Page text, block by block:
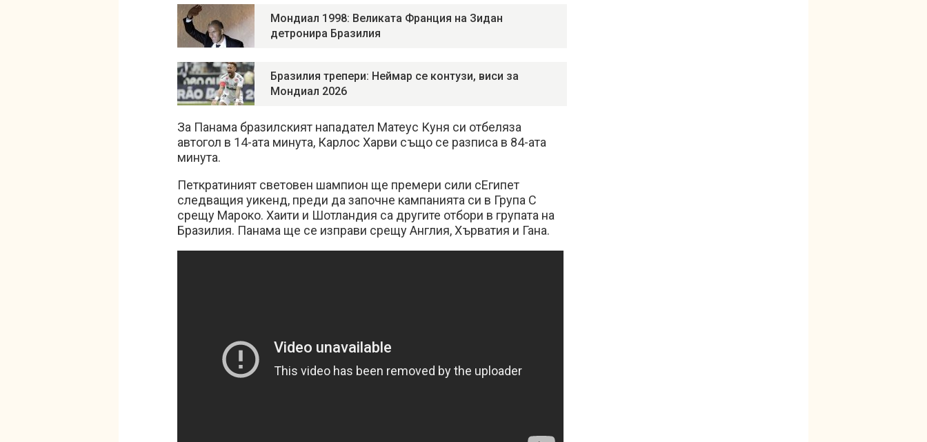
Мондиал 1998: Великата Франция на Зидан
детронира Бразилия
Бразилия трепери: Неймар се контузи, виси за
Мондиал 2026
За Панама бразилският нападател Матеус Куня си отбеляза
автогол в 14-ата минута, Карлос Харви също се разписа в 84-ата
минута.
Петкратиният световен шампион ще премери сили сЕгипет
следващия уикенд, преди да започне кампанията си в Група C
срещу Мароко. Хаити и Шотландия са другите отбори в групата на
Бразилия. Панама ще се изправи срещу Англия, Хърватия и Гана.